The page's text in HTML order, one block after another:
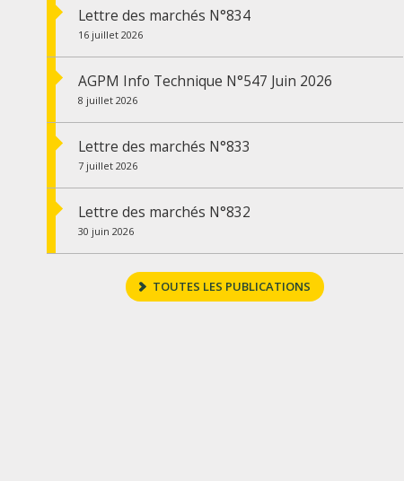
Lettre des marchés N°834
16 juillet 2026
AGPM Info Technique N°547 Juin 2026
8 juillet 2026
Lettre des marchés N°833
7 juillet 2026
Lettre des marchés N°832
30 juin 2026
TOUTES LES PUBLICATIONS